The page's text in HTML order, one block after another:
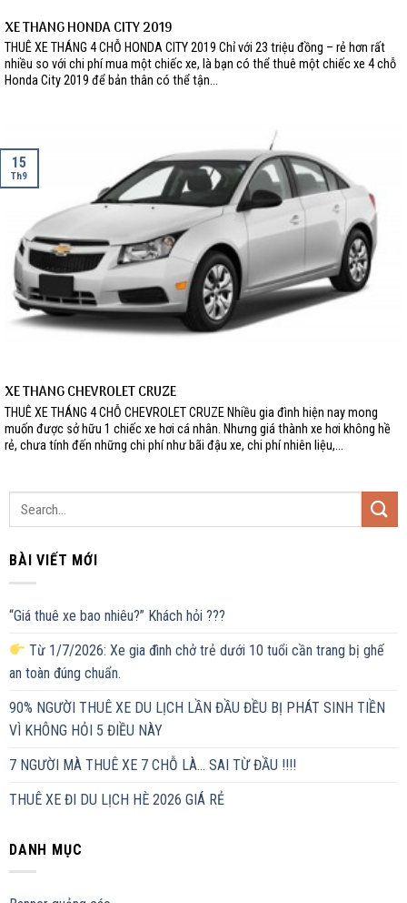
XE THÁNG HONDA CITY 2019
THUÊ XE THÁNG 4 CHỖ HONDA CITY 2019 Chỉ với 23 triệu đồng – rẻ hơn rất
nhiều so với chi phí mua một chiếc xe, là bạn có thể thuê một chiếc xe 4 chỗ
Honda City 2019 để bản thân có thể tận...
XE THÁNG CHEVROLET CRUZE
THUÊ XE THÁNG 4 CHỖ CHEVROLET CRUZE Nhiều gia đình hiện nay mong
muốn được sở hữu 1 chiếc xe hơi cá nhân. Nhưng giá thành xe hơi không hề
rẻ, chưa tính đến những chi phí như bãi đậu xe, chi phí nhiên liệu,...
15
Th9
BÀI VIẾT MỚI
“Giá thuê xe bao nhiêu?” Khách hỏi ???
Từ 1/7/2026: Xe gia đình chở trẻ dưới 10 tuổi cần trang bị ghế
an toàn đúng chuẩn.
90% NGƯỜI THUÊ XE DU LỊCH LẦN ĐẦU ĐỀU BỊ PHÁT SINH TIỀN
VÌ KHÔNG HỎI 5 ĐIỀU NÀY
7 NGƯỜI MÀ THUÊ XE 7 CHỖ LÀ… SAI TỪ ĐẦU !!!!
THUÊ XE ĐI DU LỊCH HÈ 2026 GIÁ RẺ
DANH MỤC